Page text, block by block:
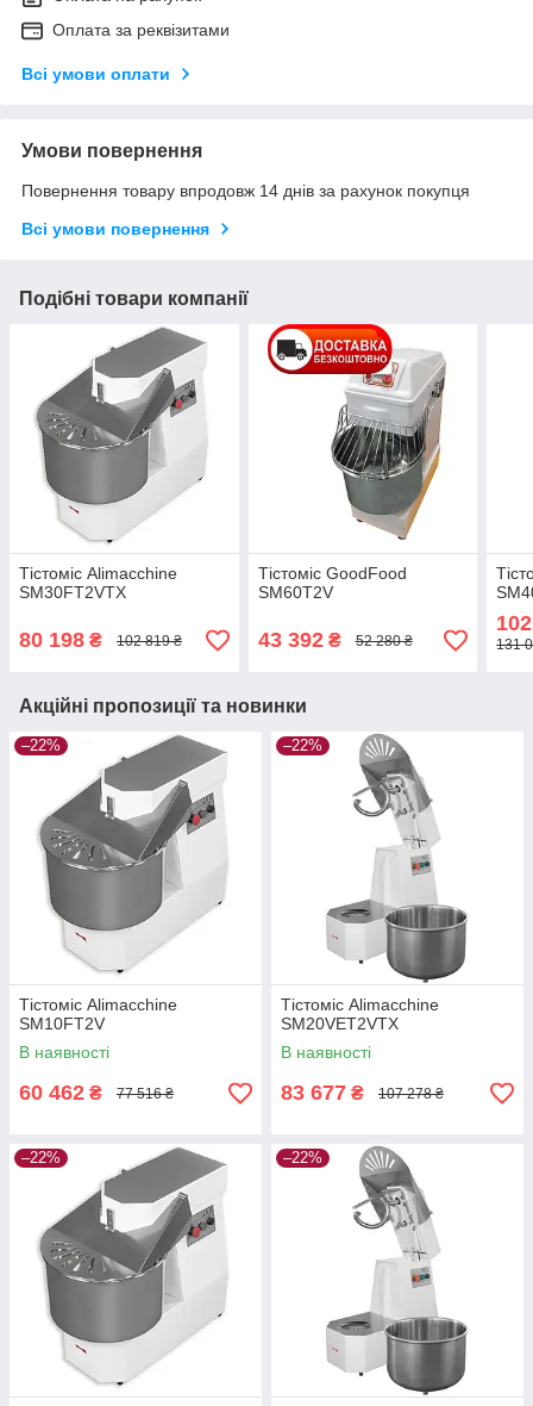
Оплата за реквізитами
Всі умови оплати
Умови повернення
Повернення товару впродовж 14 днів за рахунок покупця
Всі умови повернення
Подібні товари компанії
Тістоміс Alimacchine
SM30FT2VTX
80 198 ₴ 102 819 ₴
Тістоміс GoodFood
SM60T2V
43 392₴ 52 280 ₴ 131
Акційні пропозиції та новинки
–22%
Тістоміс Alimacchine
SM10FT2V
В наявності
60 462 ₴ 77 516 ₴
–22%
Тістоміс Alimacchine
SM20VET2VTX
В наявності
83 677 ₴ 107 278 ₴
–22% –22%